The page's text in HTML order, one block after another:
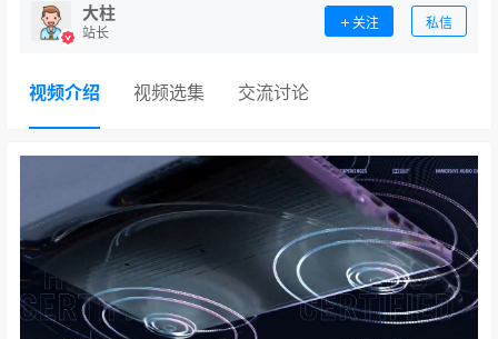
大柱
站长
关注 私信
视频介绍 视频选集 交流讨论